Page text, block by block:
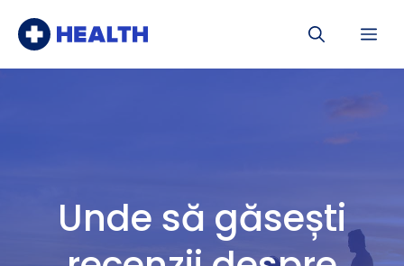
Unde să găsești